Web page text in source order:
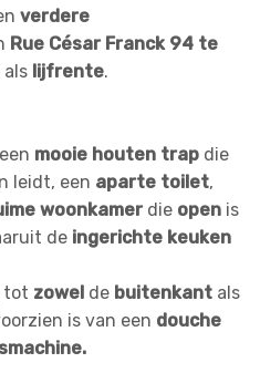
verdere
Rue César Franck 94 te
als lijfrente.
mooie houten trap die
leidt, een aparte toilet,
woonkamerdie open is
de ingerichte keuken
tot zowel de buitenkant als
is van een douche